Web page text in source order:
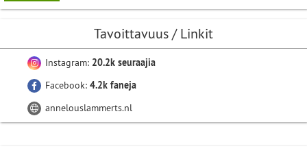
Tavoittavuus / Linkit
Instagram: 20.2k seuraajia
Facebook: 4.2k faneja
annelouslammerts.nl